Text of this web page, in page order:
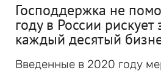
Господдержка не
году в России рискует
каждый десятый
Введенные в 2020 году